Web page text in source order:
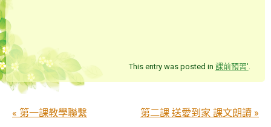
This entry was posted in 課前預習'
Post navigation
« 第一課教學聯繫 第二課 送愛到家 課文朗讀 »